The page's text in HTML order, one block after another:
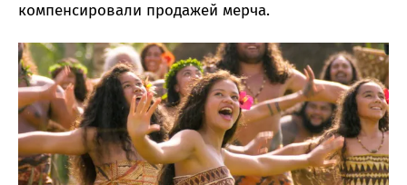
компенсировали продажей мерча.